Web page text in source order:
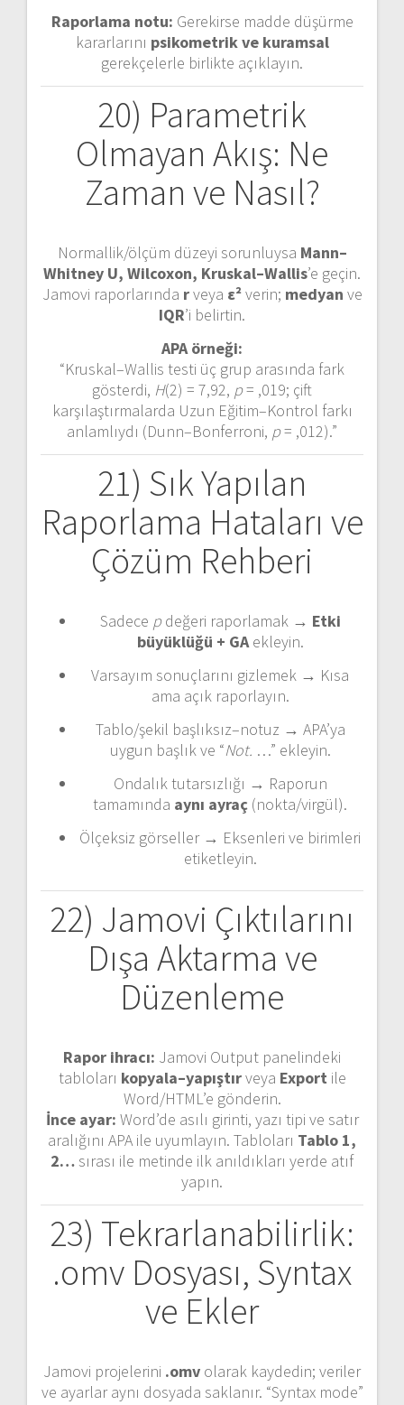
Raporlama notu: Gerekirse madde düşürme
kararlarını psikometrik ve kuramsal
gerekçelerle birlikte açıklayın.
20) Parametrik
Olmayan Akış: Ne
Zaman ve Nasıl?
Normallik/ölçüm düzeyi sorunluysa Mann–
Whitney U, Wilcoxon, Kruskal–Wallis’e geçin.
Jamovi raporlarında rveya ε²verin; medyan ve
IQR’i belirtin.
APA örneği:
“Kruskal–Wallis testi üç grup arasında fark
gösterdi, H(2) = 7,92, p= ,019; çift
karşılaştırmalarda Uzun Eğitim–Kontrol farkı
anlamlıydı (Dunn–Bonferroni, p= ,012).”
21) Sık Yapılan
Raporlama Hataları ve
Çözüm Rehberi
Sadece pdeğeri raporlamak → Etki
büyüklüğü + GAekleyin.
Varsayım sonuçlarını gizlemek → Kısa
ama açık raporlayın.
Tablo/şekil başlıksız–notuz → APA’ya
uygun başlık ve “Not. …” ekleyin.
Ondalık tutarsızlığı → Raporun
tamamında aynı ayraç (nokta/virgül).
Ölçeksiz görseller → Eksenleri ve birimleri
etiketleyin.
22) Jamovi Çıktılarını
Dışa Aktarma ve
Düzenleme
Rapor ihracı: Jamovi Output panelindeki
tabloları kopyala–yapıştırveya Export ile
Word/HTML’e gönderin.
İnce ayar: Word’de asılı girinti, yazı tipi ve satır
aralığını APA ile uyumlayın. Tabloları Tablo 1,
2… sırası ile metinde ilk anıldıkları yerde atıf
yapın.
23) Tekrarlanabilirlik:
.omv Dosyası, Syntax
ve Ekler
Jamovi projelerini .omv olarak kaydedin; veriler
ve ayarlar aynı dosyada saklanır. “Syntax mode”